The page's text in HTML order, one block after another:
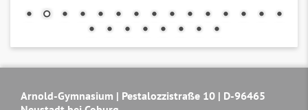
Arnold-Gymnasium | Pestalozzistraße 10 | D-96465